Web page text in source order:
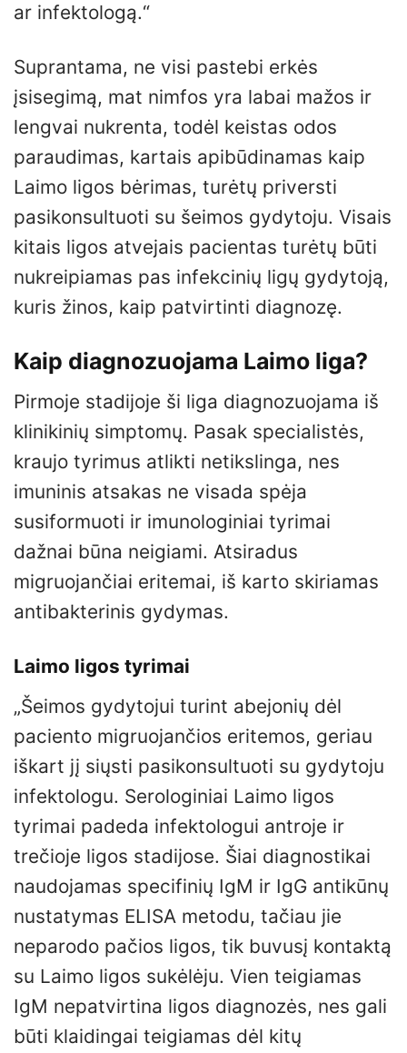
ar infektologą.“
Suprantama, ne visi pastebi erkės
įsisegimą, mat nimfos yra labai mažos ir
lengvai nukrenta, todėl keistas odos
paraudimas, kartais apibūdinamas kaip
Laimo ligos bėrimas, turėtų priversti
pasikonsultuoti su šeimos gydytoju. Visais
kitais ligos atvejais pacientas turėtų būti
nukreipiamas pas infekcinių ligų gydytoją,
kuris žinos, kaip patvirtinti diagnozę.
Kaip diagnozuojama Laimo liga?
Pirmoje stadijoje ši liga diagnozuojama iš
klinikinių simptomų. Pasak specialistės,
kraujo tyrimus atlikti netikslinga, nes
imuninis atsakas ne visada spėja
susiformuoti ir imunologiniai tyrimai
dažnai būna neigiami. Atsiradus
migruojančiai eritemai, iš karto skiriamas
antibakterinis gydymas.
Laimo ligos tyrimai
„Šeimos gydytojui turint abejonių dėl
paciento migruojančios eritemos, geriau
iškart jį siųsti pasikonsultuoti su gydytoju
infektologu. Serologiniai Laimo ligos
tyrimai padeda infektologui antroje ir
trečioje ligos stadijose. Šiai diagnostikai
naudojamas specifinių IgM ir IgG antikūnų
nustatymas ELISA metodu, tačiau jie
neparodo pačios ligos, tik buvusį kontaktą
su Laimo ligos sukėlėju. Vien teigiamas
IgM nepatvirtina ligos diagnozės, nes gali
būti klaidingai teigiamas dėl kitų